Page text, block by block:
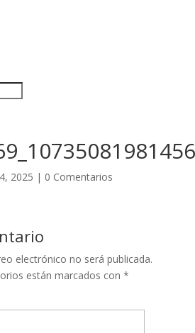
2025 | 0 Comentarios
electrónico no será publicada.
están marcados con *